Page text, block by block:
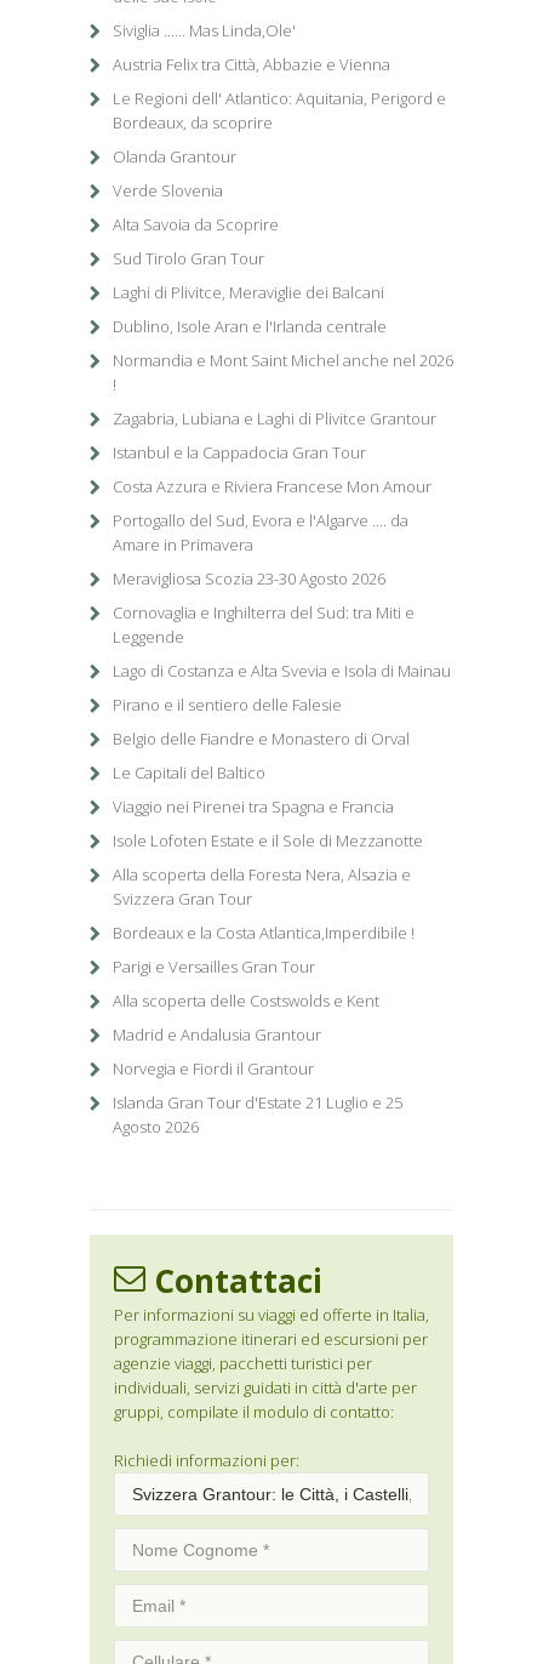
Siviglia ...... Mas Linda,Ole'
Austria Felix tra Città, Abbazie e Vienna
Le Regioni dell' Atlantico: Aquitania, Perigord e
Bordeaux, da scoprire
Olanda Grantour
Verde Slovenia
Alta Savoia da Scoprire
Sud Tirolo Gran Tour
Laghi di Plivitce, Meraviglie dei Balcani
Dublino, Isole Aran e l'Irlanda centrale
Normandia e Mont Saint Michel anche nel 2026
!
Zagabria, Lubiana e Laghi di Plivitce Grantour
Istanbul e la Cappadocia Gran Tour
Costa Azzura e Riviera Francese Mon Amour
Portogallo del Sud, Evora e l'Algarve .... da
Amare in Primavera
Meravigliosa Scozia 23-30 Agosto 2026
Cornovaglia e Inghilterra del Sud: tra Miti e
Leggende
Lago di Costanza e Alta Svevia e Isola di Mainau
Pirano e il sentiero delle Falesie
Belgio delle Fiandre e Monastero di Orval
Le Capitali del Baltico
Viaggio nei Pirenei tra Spagna e Francia
Isole Lofoten Estate e il Sole di Mezzanotte
Alla scoperta della Foresta Nera, Alsazia e
Svizzera Gran Tour
Bordeaux e la Costa Atlantica,Imperdibile !
Parigi e Versailles Gran Tour
Alla scoperta delle Costswolds e Kent
Madrid e Andalusia Grantour
Norvegia e Fiordi il Grantour
Islanda Gran Tour d'Estate 21 Luglio e 25
Agosto 2026
Contattaci
Per informazioni su viaggi ed offerte in Italia,
programmazione itinerari ed escursioni per
agenzie viaggi, pacchetti turistici per
individuali, servizi guidati in città d'arte per
gruppi, compilate il modulo di contatto:
Richiedi informazioni per: